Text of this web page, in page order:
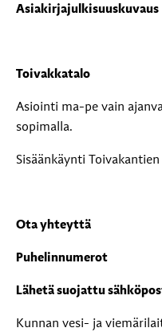
Asiakirjajulkisuuskuvaus
Toivakkatalo
Asiointi ma-pe vain
sopimalla.
Sisäänkäynti
Ota yhteyttä
Puhelinnumerot
Lähetä suojattu
Kunnan vesi- ja